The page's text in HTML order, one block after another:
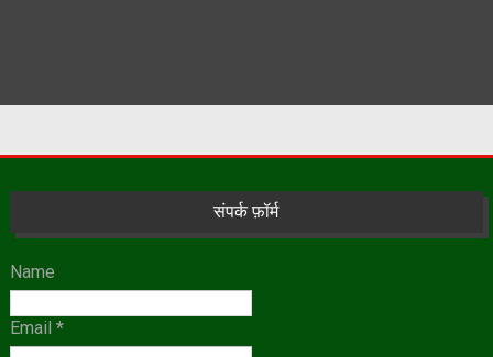
संपर्क फ़ॉर्म
Name
Email *